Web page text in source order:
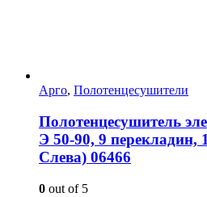
Арго, Полотенцесушители
Полотенцесушитель
Э 50-90, 9 перекладин,
Слева) 06466
0 out of 5